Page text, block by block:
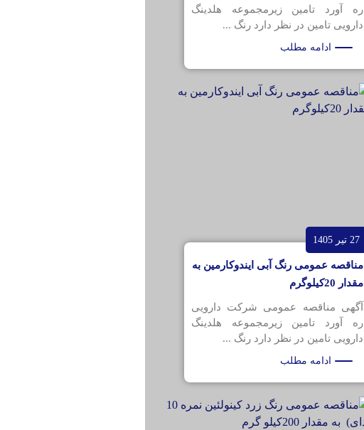
ره آورد تامین زیرمجموعه هلدینگ
دارویی تامین در نظر دارد رنگ ...
ادامه مطلب
27 تیر 1405
مناقصه عمومی رنگ آبی ایندوکارمین به
مقدار 20کیلوگرم
آگهی مناقصه عمومی شرکت دارویی
ره آورد تامین زیرمجموعه هلدینگ
دارویی تامین در نظر دارد رنگ ...
ادامه مطلب